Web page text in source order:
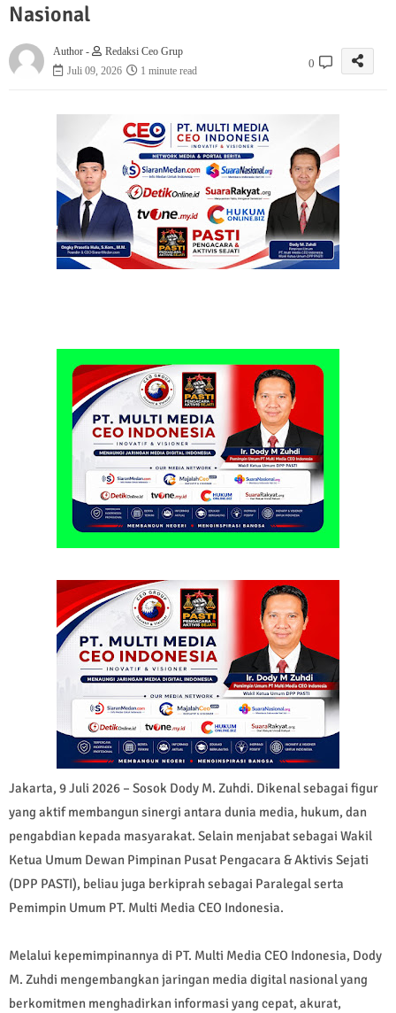
Nasional
Author -
Redaksi Ceo Grup
Juli 09, 2026
1 minute read
0
Jakarta, 9 Juli 2026 – Sosok Dody M. Zuhdi. Dikenal sebagai figur
yang aktif membangun sinergi antara dunia media, hukum, dan
pengabdian kepada masyarakat. Selain menjabat sebagai Wakil
Ketua Umum Dewan Pimpinan Pusat Pengacara & Aktivis Sejati
(DPP PASTI), beliau juga berkiprah sebagai Paralegal serta
Pemimpin Umum PT. Multi Media CEO Indonesia.
Melalui kepemimpinannya di PT. Multi Media CEO Indonesia, Dody
M. Zuhdi mengembangkan jaringan media digital nasional yang
berkomitmen menghadirkan informasi yang cepat, akurat,